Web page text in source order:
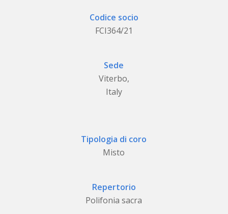
Codice socio
FCI364/21
Sede
Viterbo,
Italy
Tipologia di coro
Misto
Repertorio
Polifonia sacra